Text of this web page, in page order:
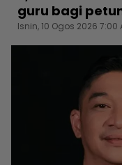
guru bagi
Isnin, 10 Ogos 2026 7:00